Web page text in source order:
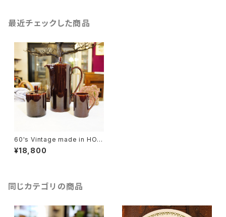
最近チェックした商品
60's Vintage made in HOL
LAND "Sphinx Maastricht"
Brown Pot, Sugar Pot and
¥18,800
同じカテゴリの商品